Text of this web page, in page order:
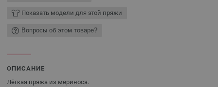
Показать модели для этой пряжи
Вопросы об этом товаре?
ОПИСАНИЕ
Лёгкая пряжа из мериноса.